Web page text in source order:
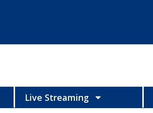
Live Streaming